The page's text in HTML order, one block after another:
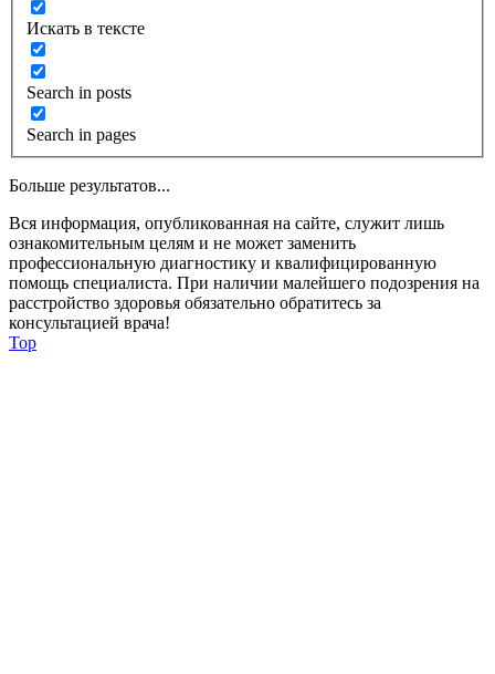
Искать в тексте
Search in posts
Search in pages
Больше результатов...
Вся информация, опубликованная на сайте, служит лишь
ознакомительным целям и не может заменить
профессиональную диагностику и квалифицированную
помощь специалиста. При наличии малейшего подозрения на
расстройство здоровья обязательно обратитесь за
консультацией врача!
Top